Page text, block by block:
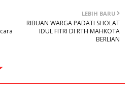
LEBIH BARU
RIBUAN WARGA PADATI SHOLAT
IDUL FITRI DI RTH MAHKOTA
BERLIAN